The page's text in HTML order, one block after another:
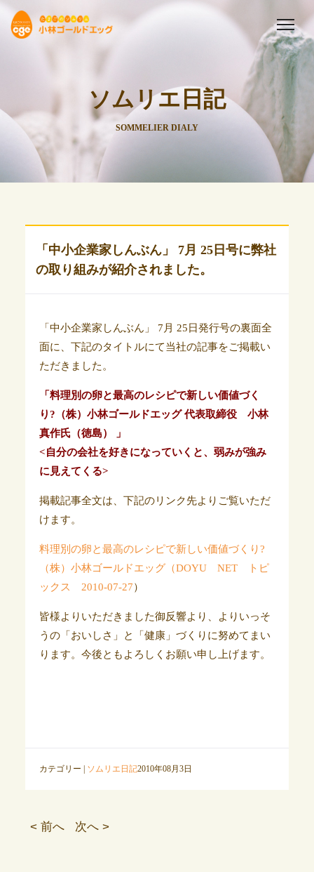
ソムリエ日記
SOMMELIER DIALY
「中小企業家しんぶん」 7月 25日号に弊社
の取り組みが紹介されました。
「中小企業家しんぶん」 7月 25日発行号の裏面全
面に、下記のタイトルにて当社の記事をご掲載い
ただきました。
「料理別の卵と最高のレシピで新しい価値づく
り?（株）小林ゴールドエッグ 代表取締役 小林
真作氏（徳島） 」
<自分の会社を好きになっていくと、弱みが強み
に見えてくる>
掲載記事全文は、下記のリンク先よりご覧いただ
けます。
料理別の卵と最高のレシピで新しい価値づくり?
（株）小林ゴールドエッグ（DOYU NET トピ
ックス 2010‐07-27）
皆様よりいただきました御反響より、よりいっそ
うの「おいしさ」と「健康」づくりに努めてまい
ります。今後ともよろしくお願い申し上げます。
カテゴリー | ソムリエ日記2010年08月3日
< 前へ 次へ >